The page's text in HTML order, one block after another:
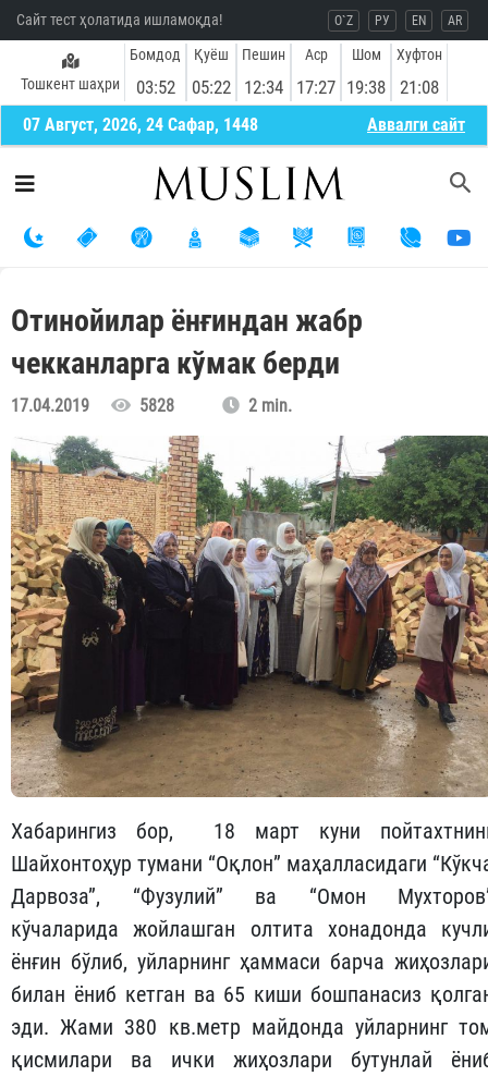
Сайт тест ҳолатида ишламоқда! O`Z РУ EN AR
Тошкент шаҳри
Бомдод
03:52
Қуёш
05:22
Пешин
12:34
Аср
17:27
Шом
19:38
Хуфтон
21:08
07 Август, 2026, 24 Сафар, 1448 Aввалги сайт
Отинойилар ёнғиндан жабр
чекканларга кўмак берди
17.04.2019 5828 2 min.
Хабарингиз бор, 18 март куни
Шайхонтоҳур тумани “Оқлон” маҳалласидаги
Дарвоза”, “Фузулий” ва “Омон
кўчаларида жойлашган олтита хонадонда
ёнғин бўлиб, уйларнинг ҳаммаси барча
билан ёниб кетган ва 65 киши бошпанасиз
эди. Жами 380 кв.метр майдонда уйларнинг
қисмилари ва ички жиҳозлари бутунлай